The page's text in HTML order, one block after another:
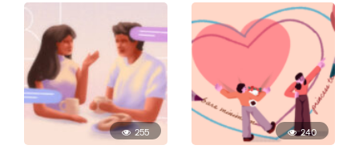
255 240